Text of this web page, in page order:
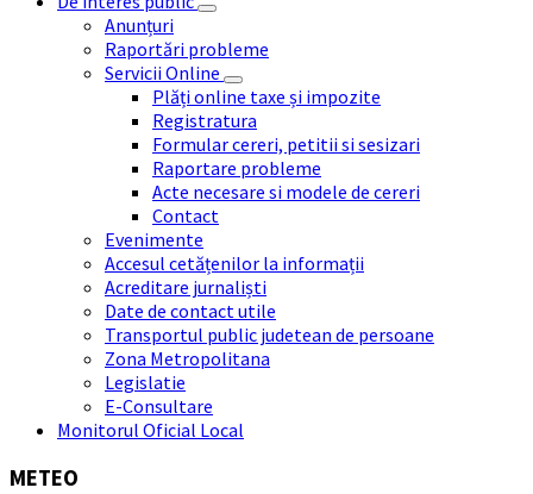
Anunțuri
Raportări probleme
Servicii Online
Plăți online taxe și impozite
Registratura
Formular cereri, petitii si sesizari
Raportare probleme
Acte necesare si modele de cereri
Contact
Evenimente
Accesul cetățenilor la informații
Acreditare jurnaliști
Date de contact utile
Transportul public judetean de persoane
Zona Metropolitana
Legislatie
E-Consultare
Monitorul Oficial Local
METEO